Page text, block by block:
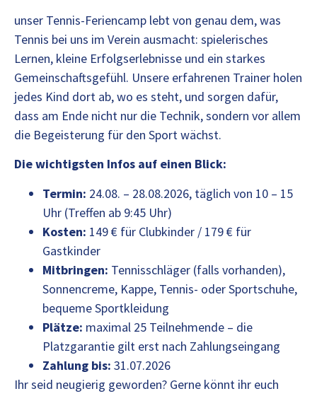
unser Tennis-Feriencamp lebt von genau dem, was
Tennis bei uns im Verein ausmacht: spielerisches
Lernen, kleine Erfolgserlebnisse und ein starkes
Gemeinschaftsgefühl. Unsere erfahrenen Trainer holen
jedes Kind dort ab, wo es steht, und sorgen dafür,
dass am Ende nicht nur die Technik, sondern vor allem
die Begeisterung für den Sport wächst.
Die wichtigsten Infos auf einen Blick:
Termin: 24.08. – 28.08.2026, täglich von 10 – 15
Uhr (Treffen ab 9:45 Uhr)
Kosten: 149 € für Clubkinder / 179 € für
Gastkinder
Mitbringen: Tennisschläger (falls vorhanden),
Sonnencreme, Kappe, Tennis- oder Sportschuhe,
bequeme Sportkleidung
Plätze: maximal 25 Teilnehmende – die
Platzgarantie gilt erst nach Zahlungseingang
Zahlung bis: 31.07.2026
Ihr seid neugierig geworden? Gerne könnt ihr euch